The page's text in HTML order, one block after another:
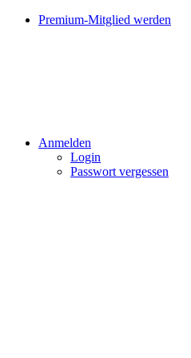
Premium-Mitglied werden
Anmelden
Login
Passwort vergessen